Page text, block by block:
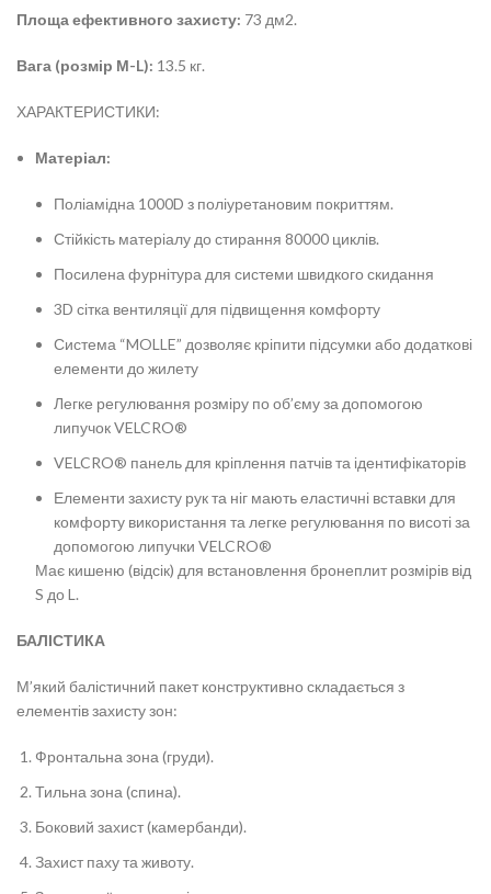
Площа ефективного захисту: 73 дм2.
Вага (розмір М-L): 13.5 кг.
ХАРАКТЕРИСТИКИ:
Матеріал:
Поліамідна 1000D з поліуретановим покриттям.
Стійкість матеріалу до стирання 80000 циклів.
Посилена фурнітура для системи швидкого скидання
3D сітка вентиляції для підвищення комфорту
Система “MOLLE” дозволяє кріпити підсумки або додаткові
елементи до жилету
Легке регулювання розміру по об’єму за допомогою
липучок VELCRO®
VELCRO® панель для кріплення патчів та ідентифікаторів
Елементи захисту рук та ніг мають еластичні вставки для
комфорту використання та легке регулювання по висоті за
допомогою липучки VELCRO®
Має кишеню (відсік) для встановлення бронеплит розмірів від
S до L.
БАЛІСТИКА
М’який балістичний пакет конструктивно складається з
елементів захисту зон:
Фронтальна зона (груди).
Тильна зона (спина).
Боковий захист (камербанди).
Захист паху та животу.